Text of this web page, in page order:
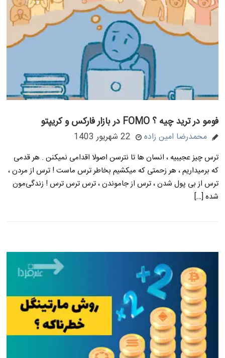
فومو در ترید چیه ؟ FOMO در بازار فارکس و کریپتو
محمدرضا امین زاده 22 شهریور 1403
ترس چیز عجیبیه ، انسان ها تا نترسن اصولا اقدامی نمیکنن . هر قدمی
که برمیداریم ، هر زحمتی که میکشیم بخاطر ترس ماست ! ترس از مردن ،
ترس از بی پول شدن ، ترس از جاموندن ، ترس ترس ترس ! زندگی‌مون
شده […]